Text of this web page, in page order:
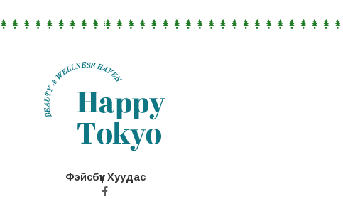
Фэйсбүүк Хуудас